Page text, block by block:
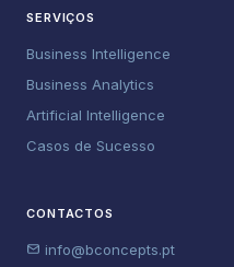
SERVIÇOS
Business Intelligence
Business Analytics
Artificial Intelligence
Casos de Sucesso
CONTACTOS
info@bconcepts.pt